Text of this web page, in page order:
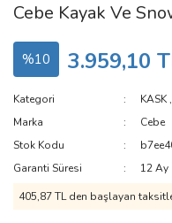
Cebe Kayak Ve
%10 3.959,10
Kategori KASK
Marka
Cebe
Stok Kodu
Garanti Süresi
12 Ay
405,87 TL den başlayan